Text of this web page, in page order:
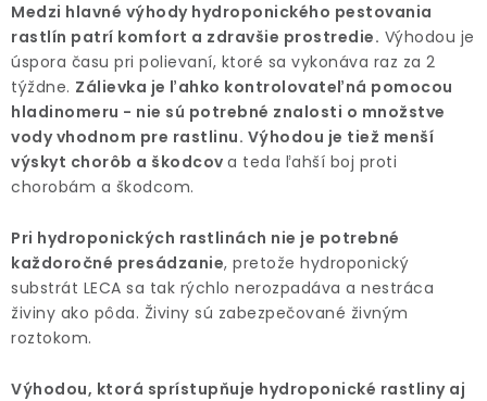
Spôsoby platby
Informácie o doprave
Kontakt / Právne údaje
Medzi hlavné výhody hydroponického pestovania
rastlín patrí komfort a zdravšie prostredie. Výhodou je
úspora času pri polievaní, ktoré sa vykonáva raz za 2
týždne. Zálievka je ľahko kontrolovateľná pomocou
hladinomeru - nie sú potrebné znalosti o množstve
vody vhodnom pre rastlinu. Výhodou je tiež menší
výskyt chorôb a škodcov a teda ľahší boj proti
chorobám a škodcom.
Pri hydroponických rastlinách nie je potrebné
každoročné presádzanie, pretože hydroponický
substrát LECA sa tak rýchlo nerozpadáva a nestráca
živiny ako pôda. Živiny sú zabezpečované živným
roztokom.
Výhodou, ktorá sprístupňuje hydroponické rastliny aj